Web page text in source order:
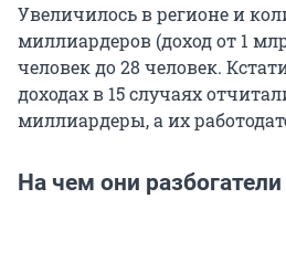
Увеличилось в регионе и
миллиардеров (доход от 1
человек до 28 человек.
доходах в 15 случаях
миллиардеры, а их
На чем они разбогатели